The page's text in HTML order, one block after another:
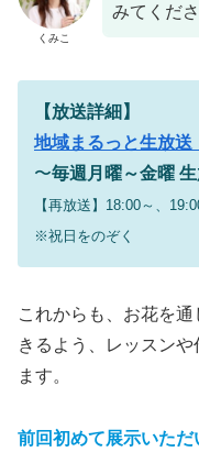
くみこ
みてくだ
【放送詳細】
地域まるっと生放送
〜毎週月曜～金曜
【再放送】18:00～、
※祝日をのぞく
これからも、お花を
きるよう、レッスン
ます。
前回初めて展示いた